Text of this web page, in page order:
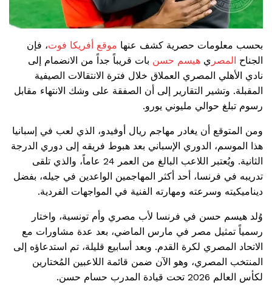
بحسب معلومات حصرية كشف عنها موقع أفريكا فوت، فإن
الجناح المصر ي هيسم حسن بات قريباً جداً من الانضمام إلى
نادي الأهلي المصري العملاق خلال فترة الانتقالات الصيفية
المقبلة. وتشير التقارير إلى أن الصفقة على وشك الانتهاء مقابل
رسوم تبلغ حوالي مليوني يورو.
ومن المتوقع أن يغادر مهاجم ريال أوفيدو، الذي لعب في إسبانيا
هذا الموسم، الدوري الإسباني بعد هبوط فريقه إلى دوري الدرجة
الثانية. ويُعتبر اللاعب البالغ من العمر 24 عاماً، والذي تلقى
تدريبه في فرنسا، أحد أكثر المهاجمين الواعدين في جيله، بفضل
ديناميكيته وسرعته ومهارته الفنية في المواجهات الفردية.
وُلد هيسم حسن في فرنسا لأب مصري وأم تونسية، واختار
رسمياً تمثيل مصر في مارس الماضي، بعد عدة مشاورات مع
الاتحاد المصري لكرة القدم. وبعد أسابيع قليلة، تم استدعاؤه إلى
المنتخب المصري، وهو الآن ضمن قائمة اللاعبين المُختارين
لكأس العالم 2026 تحت قيادة المدرب حسام حسن.